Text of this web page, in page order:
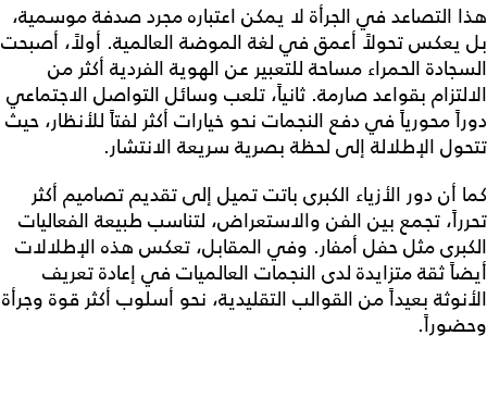
هذا التصاعد في الجرأة لا يمكن اعتباره مجرد صدفة موسمية،
بل يعكس تحولاً أعمق في لغة الموضة العالمية. أولاً، أصبحت
السجادة الحمراء مساحة للتعبير عن الهوية الفردية أكثر من
الالتزام بقواعد صارمة. ثانياً، تلعب وسائل التواصل الاجتماعي
دوراً محورياً في دفع النجمات نحو خيارات أكثر لفتاً للأنظار، حيث
تتحول الإطلالة إلى لحظة بصرية سريعة الانتشار.
كما أن دور الأزياء الكبرى باتت تميل إلى تقديم تصاميم أكثر
تحرراً، تجمع بين الفن والاستعراض، لتناسب طبيعة الفعاليات
الكبرى مثل حفل أمفار. وفي المقابل، تعكس هذه الإطلالات
أيضاً ثقة متزايدة لدى النجمات العالميات في إعادة تعريف
الأنوثة بعيداً من القوالب التقليدية، نحو أسلوب أكثر قوة وجرأة
وحضوراً.